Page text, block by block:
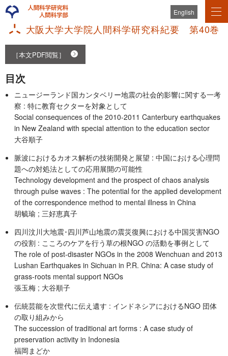
English
大阪大学大学院人間科学研究科紀要 第40巻
［本文PDF閲覧］
目次
ニュージーランド国カンタベリー地震の社会的影響に関する一考
察 : 特に教育セクターを対象として
Social consequences of the 2010-2011 Canterbury earthquakes
in New Zealand with special attention to the education sector
大谷順子
脈波におけるカオス解析の技術開発と展望 : 中国における心理問
題への対処法としての応用展開の可能性
Technology development and the prospect of chaos analysis
through pulse waves : The potential for the applied development
of the correspondence method to mental illness in China
胡毓瑜 ; 三好恵真子
四川汶川大地震･四川芦山地震の震災復興における中国災害NGO
の役割 : こころのケアを行う草の根NGO の活動を事例として
The role of post-disaster NGOs in the 2008 Wenchuan and 2013
Lushan Earthquakes in Sichuan in P.R. China: A case study of
grass-roots mental support NGOs
張玉梅 ; 大谷順子
伝統芸能を次世代に伝え遺す : インドネシアにおけるNGO 団体
の取り組みから
The succession of traditional art forms : A case study of
preservation activity in Indonesia
福岡まどか